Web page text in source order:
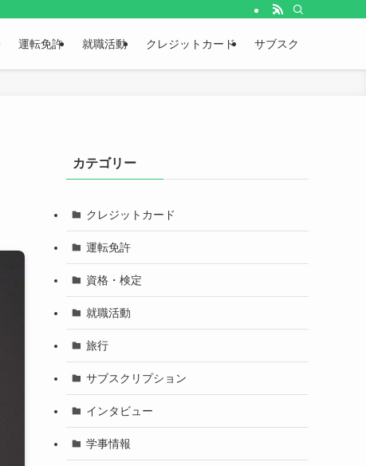
運転免許 就職活動 クレジットカード サブスク
カテゴリー
クレジットカード
運転免許
資格・検定
就職活動
旅行
サブスクリプション
インタビュー
学事情報